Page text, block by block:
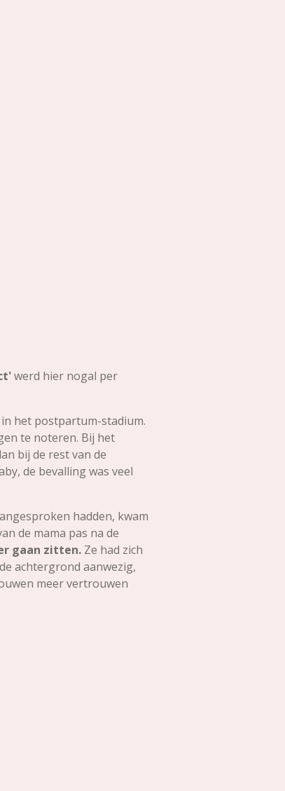
werd hier nogal per
het postpartum-stadium.
te noteren. Bij het
bij de rest van de
de bevalling was veel
hadden, kwam
de mama pas na de
gaan zitten. Ze had zich
achtergrond aanwezig,
meer vertrouwen